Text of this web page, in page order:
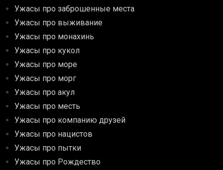
Ужасы про заброшенные места
Ужасы про выживание
Ужасы про монахинь
Ужасы про кукол
Ужасы про море
Ужасы про морг
Ужасы про акул
Ужасы про месть
Ужасы про компанию друзей
Ужасы про нацистов
Ужасы про пытки
Ужасы про Рождество